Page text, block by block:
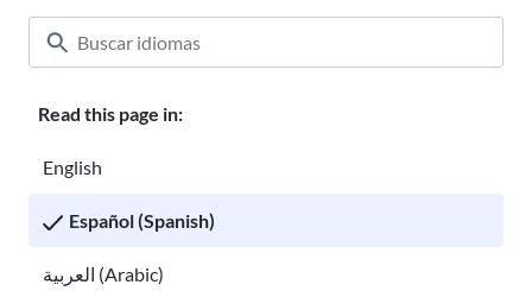
Read this page in:
English
Español (Spanish)
العربية (Arabic)